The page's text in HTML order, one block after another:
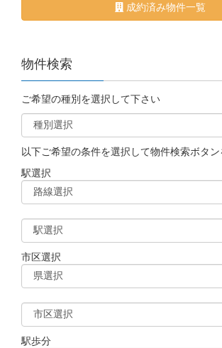
成約済み物件一覧
物件検索
ご希望の種別を選択して下さい
以下ご希望の条件を選択して物件検索ボタ
駅選択
市区選択
駅歩分